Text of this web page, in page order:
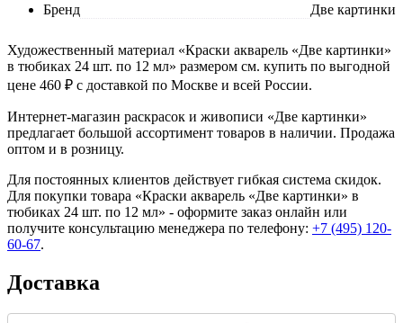
Бренд
Две картинки
Художественный материал «Краски акварель «Две картинки»
в тюбиках 24 шт. по 12 мл» размером см. купить по выгодной
цене 460 ₽ с доставкой по Москве и всей России.
Интернет-магазин раскрасок и живописи «Две картинки»
предлагает большой ассортимент товаров в наличии. Продажа
оптом и в розницу.
Для постоянных клиентов действует гибкая система скидок.
Для покупки товара «Краски акварель «Две картинки» в
тюбиках 24 шт. по 12 мл» - оформите заказ онлайн или
получите консультацию менеджера по телефону: +7 (495) 120-
60-67.
Доставка